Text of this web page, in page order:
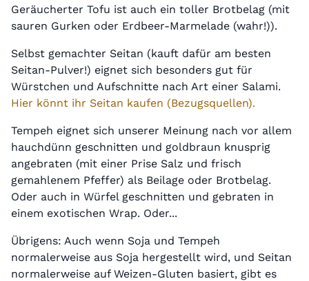
Geräucherter Tofu ist auch ein toller Brotbelag (mit
sauren Gurken oder Erdbeer-Marmelade (wahr!)).
Selbst gemachter Seitan (kauft dafür am besten
Seitan-Pulver!) eignet sich besonders gut für
Würstchen und Aufschnitte nach Art einer Salami.
Hier könnt ihr Seitan kaufen (Bezugsquellen).
Tempeh eignet sich unserer Meinung nach vor allem
hauchdünn geschnitten und goldbraun knusprig
angebraten (mit einer Prise Salz und frisch
gemahlenem Pfeffer) als Beilage oder Brotbelag.
Oder auch in Würfel geschnitten und gebraten in
einem exotischen Wrap. Oder...
Übrigens: Auch wenn Soja und Tempeh
normalerweise aus Soja hergestellt wird, und Seitan
normalerweise auf Weizen-Gluten basiert, gibt es